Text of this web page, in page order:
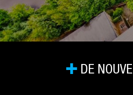
DE